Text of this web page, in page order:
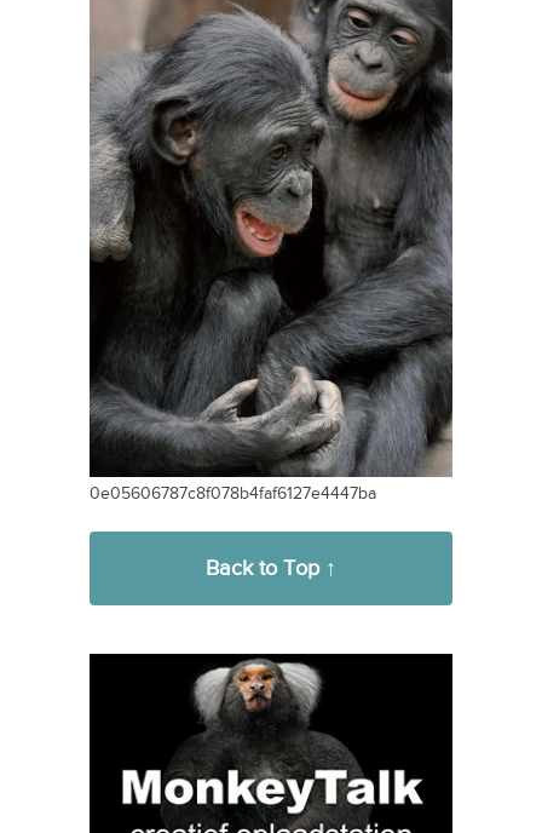
0e05606787c8f078b4faf6127e4447ba
Back to Top ↑